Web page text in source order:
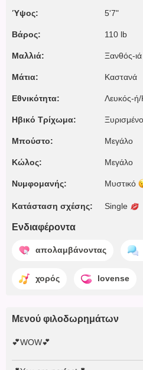
Ύψος: 5'7"
Βάρος: 110 lb
Μαλλιά: Ξανθός-ιά
Μάτια: Καστανά
Εθνικότητα: Λευκός-
Ηβικό Τρίχωμα: Ξυρισμένο
Μπούστο: Μεγάλο
Κώλος: Μεγάλο
Νυμφομανής: Μυστικό
Κατάσταση σχέσης: Single
Ενδιαφέροντα
απολαμβάνοντας
χορός lovense
Μενού φιλοδωρημάτων
💕WOW💕